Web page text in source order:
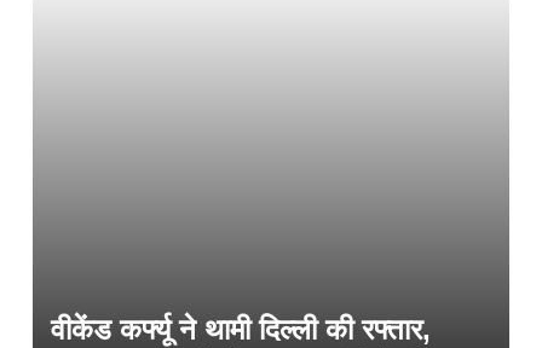
वीकेंड कर्फ्यू ने थामी दिल्ली की रफ्तार,